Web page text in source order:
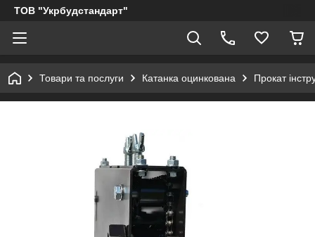
ТОВ "Укрбудстандарт"
Товари та послуги Катанка оцинкована Прокат